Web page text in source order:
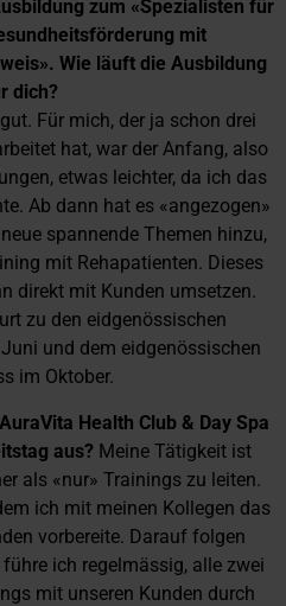
zum «Spezialisten für
mit
Wie läuft die Ausbildung
dich?
Für mich, der ja schon drei
hat, war der Anfang, also
etwas leichter, da ich das
Ab dann hat es «angezogen»
spannende Themen hinzu,
mit Rehapatienten. Dieses
direkt mit Kunden umsetzen.
zu den eidgenössischen
und dem eidgenössischen
im Oktober.
Health Club & Day Spa
aus? Meine Tätigkeit ist
als «nur» Trainings zu leiten.
ich mit meinen Kollegen das
vorbereite. Darauf folgen
ich regelmässig, alle zwei
mit unseren Kunden durch